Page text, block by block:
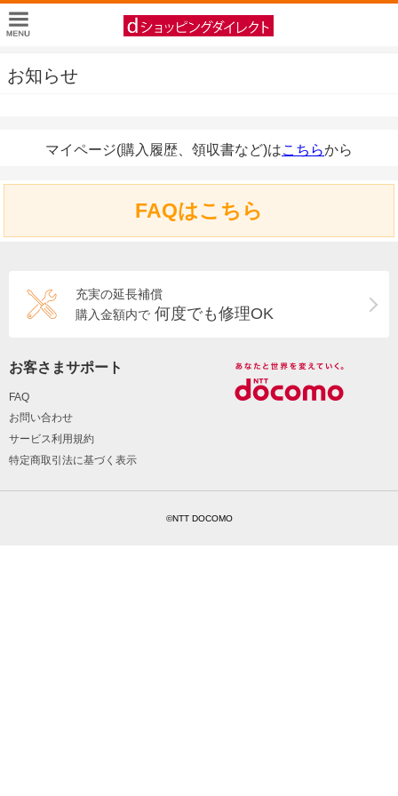
お知らせ
マイページ(購入履歴、領収書など)はこちらから
FAQはこちら
充実の延長補償
購入金額内で 何度でも修理OK
お客さまサポート
FAQ
お問い合わせ
サービス利用規約
特定商取引法に基づく表示
©NTT DOCOMO